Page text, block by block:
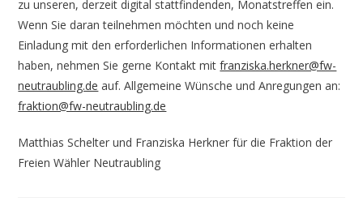
zu unseren, derzeit digital stattfindenden, Monatstreffen ein.
Wenn Sie daran teilnehmen möchten und noch keine
Einladung mit den erforderlichen Informationen erhalten
haben, nehmen Sie gerne Kontakt mitfranziska.herkner@fw-
neutraubling.de auf. Allgemeine Wünsche und Anregungen an:
fraktion@fw-neutraubling.de
Matthias Schelter und Franziska Herkner für die Fraktion der
Freien Wähler Neutraubling